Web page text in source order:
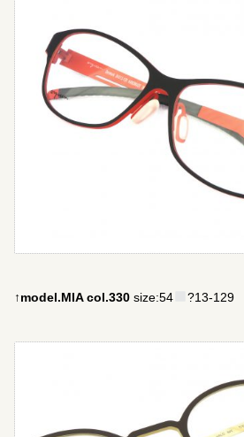
↑model.MIA col.330 size:54 ?13-129